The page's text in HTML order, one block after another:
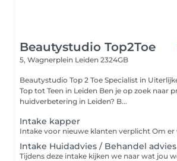
Beautystudio Top2Toe
5, Wagnerplein Leiden 2324GB
Beautystudio Top 2 Toe Specialist in Uiterlijke verzorging van
Top tot Teen in Leiden Ben je op zoek naar professionele
huidverbetering in Leiden? B...
Intake kapper
Intake Huidadvies / Behandel advies